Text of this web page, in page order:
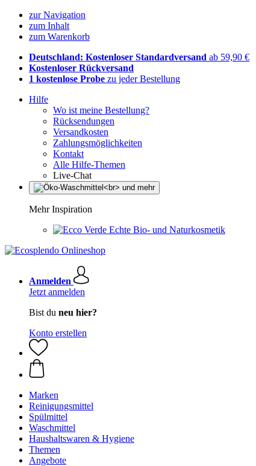
zur Navigation
zum Inhalt
zum Warenkorb
Deutschland: Kostenloser Standardversand ab 59,90 €
Kostenloser Rückversand
1 kostenlose Probe zu jeder Bestellung
Hilfe
Wo ist meine Bestellung?
Rücksendungen
Versandkosten
Zahlungsmöglichkeiten
Kontakt
Alle Hilfe-Themen
Live-Chat
Mehr Inspiration
Echte Bio- und Naturkosmetik
Anmelden
Jetzt anmelden
Bist du neu hier?
Konto erstellen
Marken
Reinigungsmittel
Spülmittel
Waschmittel
Haushaltswaren & Hygiene
Themen
Angebote